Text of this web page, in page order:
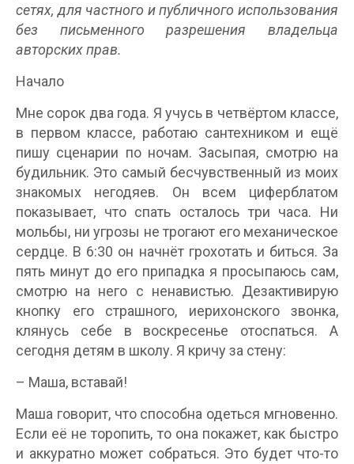
сетях, для частного и публичного использования
без письменного разрешения владельца
авторских прав.
Начало
Мне сорок два года. Я учусь в четвёртом классе,
в первом классе, работаю сантехником и ещё
пишу сценарии по ночам. Засыпая, смотрю на
будильник. Это самый бесчувственный из моих
знакомых негодяев. Он всем циферблатом
показывает, что спать осталось три часа. Ни
мольбы, ни угрозы не трогают его механическое
сердце. В 6:30 он начнёт грохотать и биться. За
пять минут до его припадка я просыпаюсь сам,
смотрю на него с ненавистью. Дезактивирую
кнопку его страшного, иерихонского звонка,
клянусь себе в воскресенье отоспаться. А
сегодня детям в школу. Я кричу за стену:
– Маша, вставай!
Маша говорит, что способна одеться мгновенно.
Если её не торопить, то она покажет, как быстро
и аккуратно может собраться. Это будет что-то